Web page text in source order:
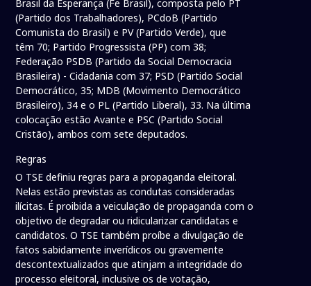
Brasil da Esperança (Fe Brasil), composta pelo PT
(Partido dos Trabalhadores), PCdoB (Partido
Comunista do Brasil) e PV (Partido Verde), que
têm 70; Partido Progressista (PP) com 38;
Federação PSDB (Partido da Social Democracia
Brasileira) - Cidadania com 37; PSD (Partido Social
Democrático, 35; MDB (Movimento Democrático
Brasileiro), 34 e o PL (Partido Liberal), 33. Na última
colocação estão Avante e PSC (Partido Social
Cristão), ambos com sete deputados.
Regras
O TSE definiu regras para a propaganda eleitoral.
Nelas estão previstas as condutas consideradas
ilícitas. É proibida a veiculação de propaganda com o
objetivo de degradar ou ridicularizar candidatas e
candidatos. O TSE também proíbe a divulgação de
fatos sabidamente inverídicos ou gravemente
descontextualizados que atinjam a integridade do
processo eleitoral, inclusive os de votação,